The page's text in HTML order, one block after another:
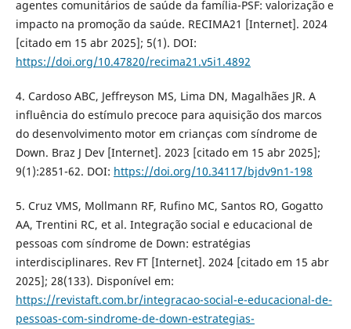
agentes comunitários de saúde da família-PSF: valorização e
impacto na promoção da saúde. RECIMA21 [Internet]. 2024
[citado em 15 abr 2025]; 5(1). DOI:
https://doi.org/10.47820/recima21.v5i1.4892
4. Cardoso ABC, Jeffreyson MS, Lima DN, Magalhães JR. A
influência do estímulo precoce para aquisição dos marcos
do desenvolvimento motor em crianças com síndrome de
Down. Braz J Dev [Internet]. 2023 [citado em 15 abr 2025];
9(1):2851-62. DOI: https://doi.org/10.34117/bjdv9n1-198
5. Cruz VMS, Mollmann RF, Rufino MC, Santos RO, Gogatto
AA, Trentini RC, et al. Integração social e educacional de
pessoas com síndrome de Down: estratégias
interdisciplinares. Rev FT [Internet]. 2024 [citado em 15 abr
2025]; 28(133). Disponível em:
https://revistaft.com.br/integracao-social-e-educacional-de-
pessoas-com-sindrome-de-down-estrategias-